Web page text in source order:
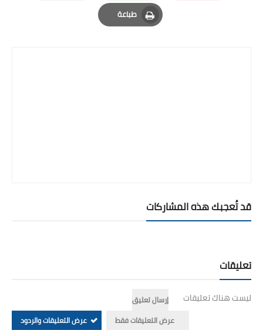
Pinterest
Whatsapp
Email
طباعة
Print
قد تُعجبك هذه المشاركات
تعليقات
ليست هناك تعليقات
إرسال تعليق
عرض التعليقات فقط
عرض التعليقات والردود